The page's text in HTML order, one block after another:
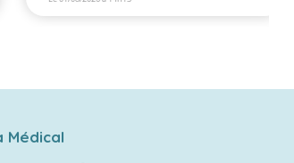
Médical